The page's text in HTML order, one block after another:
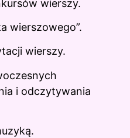
wierszy.
wierszowego”.
wierszy.
i odczytywania